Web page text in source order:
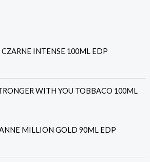
INTENSE 100ML EDP
WITH YOU TOBBACO 100ML
MILLION GOLD 90ML EDP